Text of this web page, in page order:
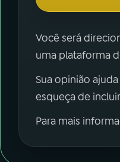
Você será
uma plataforma
Sua opinião
esqueça de
Para mais